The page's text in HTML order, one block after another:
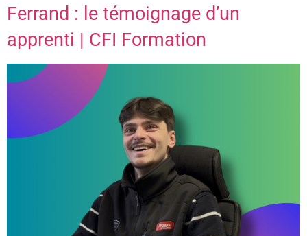
Ferrand : le témoignage d’un
apprenti | CFI Formation